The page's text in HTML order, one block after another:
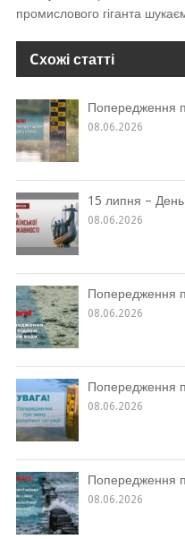
промислового гіганта
Cхожі статті
Попередження
08.06.2026
15 липня – День
08.06.2026
Попередження
08.06.2026
Попередження
08.06.2026
Попередження
08.06.2026